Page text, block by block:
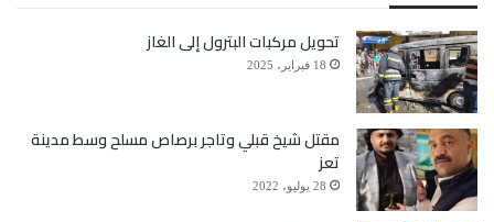
تحويل مركبات البترول إلى الغاز
18 فبراير، 2025
مقتل شيخ قبلي وتاجر برصاص مسلح وسط مدينة
تعز
28 يوليو، 2022